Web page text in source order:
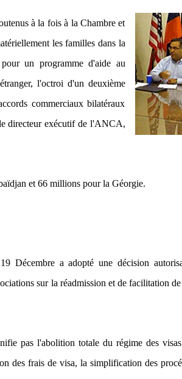
à la fois à la Chambre et
les familles dans la
un programme d'aide au
l'octroi d'un deuxième
commerciaux bilatéraux
directeur exécutif de l'ANCA,
et 66 millions pour la Géorgie.
Décembre a adopté une décision
sur la réadmission et de facilitation
pas l'abolition totale du régime des
des frais de visa, la simplification des